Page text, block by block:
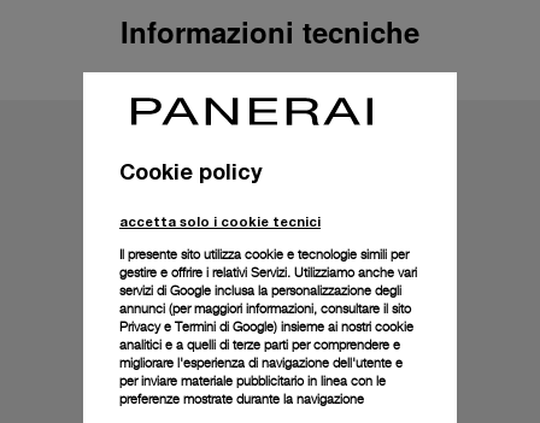
Informazioni tecniche
Cookie policy
accetta solo i cookie tecnici
Il presente sito utilizza cookie e tecnologie simili per
gestire e offrire i relativi Servizi. Utilizziamo anche vari
servizi di Google inclusa la personalizzazione degli
annunci (per maggiori informazioni, consultare il sito
Privacy e Termini di Google) insieme ai nostri cookie
analitici e a quelli di terze parti per comprendere e
migliorare l'esperienza di navigazione dell'utente e
per inviare materiale pubblicitario in linea con le
preferenze mostrate durante la navigazione